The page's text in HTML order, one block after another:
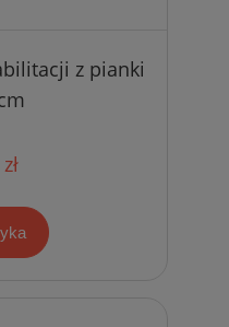
z pianki